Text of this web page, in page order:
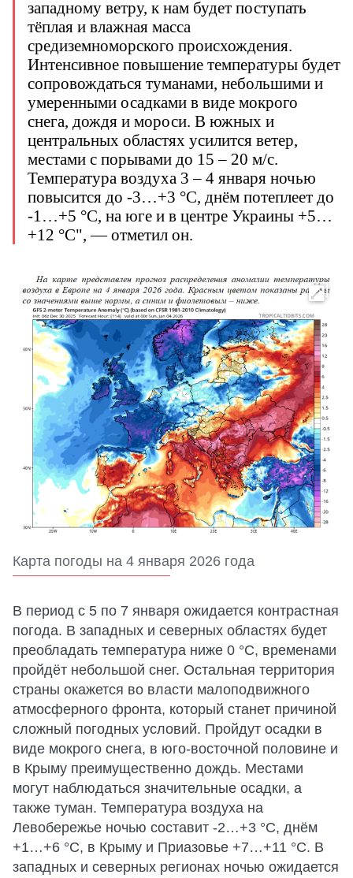
западному ветру, к нам будет поступать
тёплая и влажная масса
средиземноморского происхождения.
Интенсивное повышение температуры будет
сопровождаться туманами, небольшими и
умеренными осадками в виде мокрого
снега, дождя и мороси. В южных и
центральных областях усилится ветер,
местами с порывами до 15 – 20 м/с.
Температура воздуха 3 – 4 января ночью
повысится до -3…+3 °С, днём потеплеет до
-1…+5 °С, на юге и в центре Украины +5…
+12 °С", — отметил он.
Карта погоды на 4 января 2026 года
В период с 5 по 7 января ожидается контрастная
погода. В западных и северных областях будет
преобладать температура ниже 0 °С, временами
пройдёт небольшой снег. Остальная территория
страны окажется во власти малоподвижного
атмосферного фронта, который станет причиной
сложный погодных условий. Пройдут осадки в
виде мокрого снега, в юго-восточной половине и
в Крыму преимущественно дождь. Местами
могут наблюдаться значительные осадки, а
также туман. Температура воздуха на
Левобережье ночью составит -2…+3 °С, днём
+1…+6 °С, в Крыму и Приазовье +7…+11 °С. В
западных и северных регионах ночью ожидается